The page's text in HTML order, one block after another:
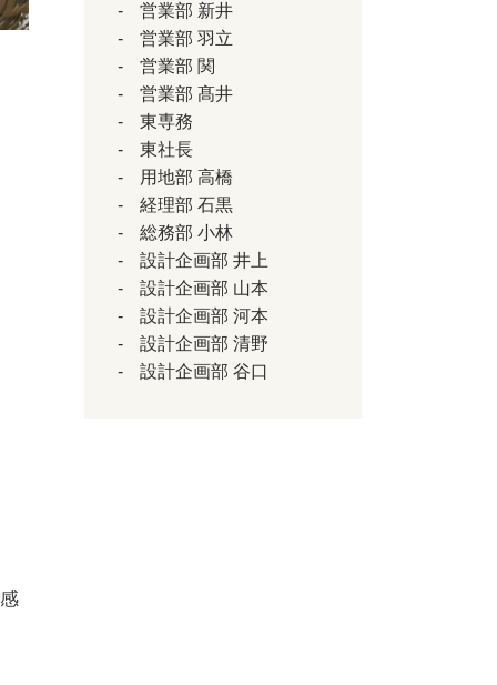
営業部 新井
営業部 羽立
営業部 関
営業部 髙井
東専務
東社長
用地部 高橋
経理部 石黒
総務部 小林
設計企画部 井上
設計企画部 山本
設計企画部 河本
設計企画部 清野
設計企画部 谷口